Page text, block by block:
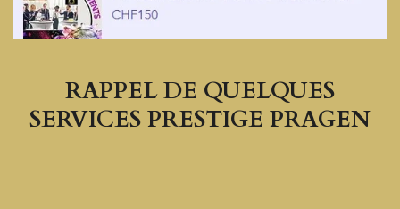
RAPPEL DE QUELQUES
SERVICES PRESTIGE PRAGEN